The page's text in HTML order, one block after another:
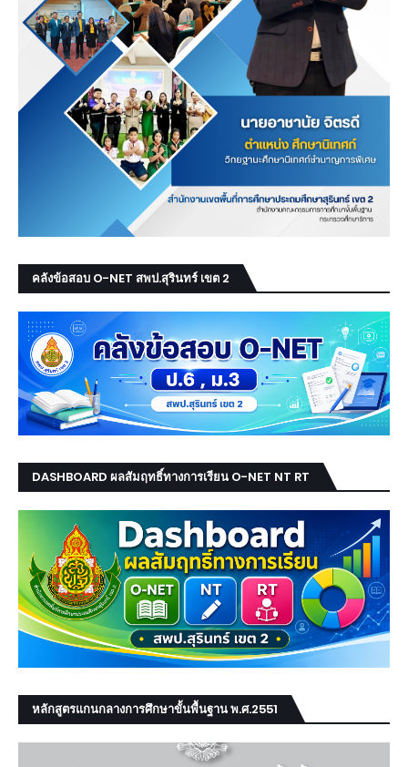
คลังข้อสอบ O-NET สพป.สุรินทร์ เขต 2
DASHBOARD ผลสัมฤทธิ์ทางการเรียน O-NET NT RT
หลักสูตรแกนกลางการศึกษาขั้นพื้นฐาน พ.ศ.2551